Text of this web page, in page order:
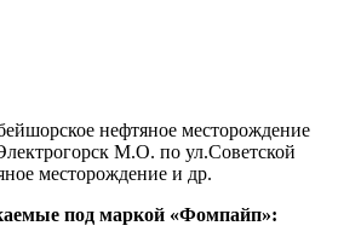
нефтяное месторождение
М.О. по ул.Советской
месторождение и др.
под маркой «Фомпайп»: